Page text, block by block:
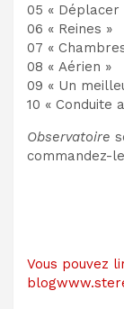
05 « Déplacer
06 « Reines »
07 «
08 « Aérien »
09 « Un
10 « Conduite
Observatoire
commandez-le
Vous pouvez